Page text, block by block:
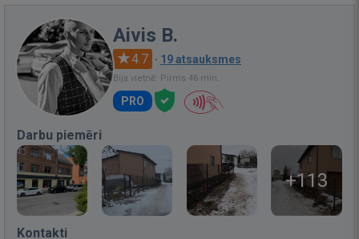
Aivis B.
4.7 · 19 atsauksmes
Bija vietnē: Pirms 46 min.
PRO
Darbu piemēri
+113
Kontakti